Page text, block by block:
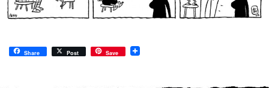
Share Post Save